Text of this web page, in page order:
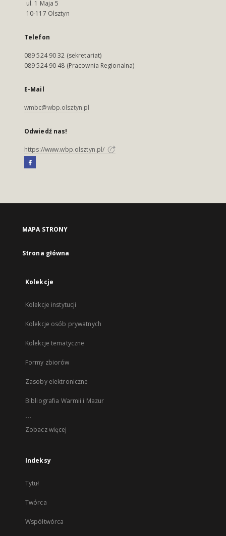
ul. 1 Maja 5
10-117 Olsztyn
Telefon
089 524 90 32 (sekretariat)
089 524 90 48 (Pracownia Regionalna)
E-Mail
wmbc@wbp.olsztyn.pl
Odwiedź nas!
https://www.wbp.olsztyn.pl/
MAPA STRONY
Strona główna
Kolekcje
Kolekcje instytucji
Kolekcje osób prywatnych
Kolekcje tematyczne
Formy zbiorów
Zasoby elektroniczne
Bibliografia Warmii i Mazur
...
Zobacz więcej
Indeksy
Tytuł
Twórca
Współtwórca